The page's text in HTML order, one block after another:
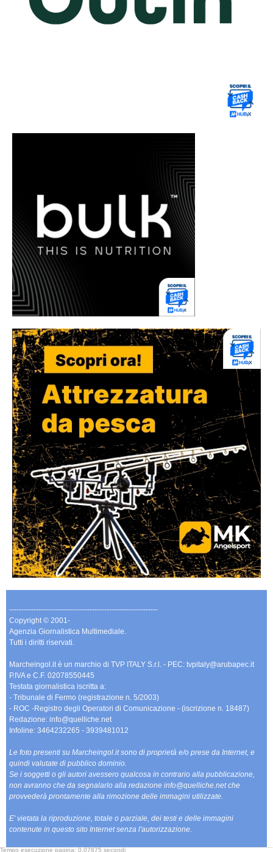
-------------------------------------------------------------
Copyright © 2001-
Agenzia Giornalistica Multimediale.
Tutti i diritti riservati.
Marcheingol.it è un marchio di TVP ITALY S.r.l. - PEC: tvpitaly@arubapec.it
P.IVA e C.F. 02078550445
Testata giornalistica iscritta a:
- Tribunale di Fermo (registrazione n. 5/2003)
- ROC -Registro degli Operatori di Comunicazione - (iscrizione n. 18487)
Redazione: info@quelliche.net
Infoline: 3464232265 - 3939481012
Le foto presenti su Marcheingol.it sono di proprietà e/o prese da Internet, e
quindi valutate di pubblico dominio.
Se i soggetti o gli autori avessero qualcosa in contrario alla pubblicazione,
non avranno che da segnalarlo alla redazione info@quelliche.net che
provvederà prontamente alla rimozione delle immagini utilizzate.
E' vietata la riproduzione, totale o parziale, dei testi e delle immagini
contenute in questo sito Internet senza l'autorizzazione.
Tempo esecuzione pagina: 0,07875 secondi